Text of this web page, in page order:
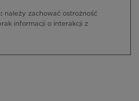
należy zachować ostrożność
informacji o interakcji z